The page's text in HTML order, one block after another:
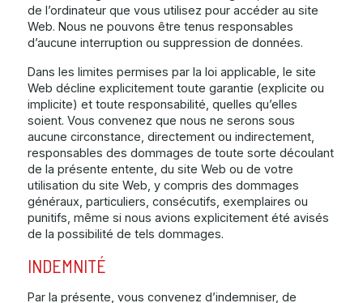
de l’ordinateur que vous utilisez pour accéder au site
Web. Nous ne pouvons être tenus responsables
d’aucune interruption ou suppression de données.
Dans les limites permises par la loi applicable, le site
Web décline explicitement toute garantie (explicite ou
implicite) et toute responsabilité, quelles qu’elles
soient. Vous convenez que nous ne serons sous
aucune circonstance, directement ou indirectement,
responsables des dommages de toute sorte découlant
de la présente entente, du site Web ou de votre
utilisation du site Web, y compris des dommages
généraux, particuliers, consécutifs, exemplaires ou
punitifs, même si nous avions explicitement été avisés
de la possibilité de tels dommages.
INDEMNITÉ
Par la présente, vous convenez d’indemniser, de